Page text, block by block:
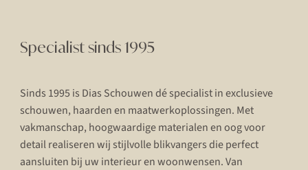
Specialist sinds 1995
Sinds 1995 is Dias Schouwen dé specialist in exclusieve
schouwen, haarden en maatwerkoplossingen. Met
vakmanschap, hoogwaardige materialen en oog voor
detail realiseren wij stijlvolle blikvangers die perfect
aansluiten bij uw interieur en woonwensen. Van